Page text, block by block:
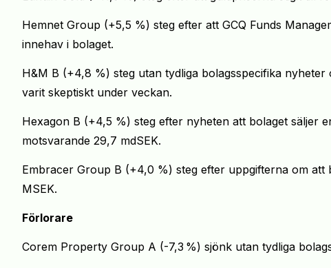
Hemnet Group (+5,5 %) steg efter att GCQ Funds
innehav i bolaget.
H&M B (+4,8 %) steg utan tydliga bolagsspecifika
varit skeptiskt under veckan.
Hexagon B (+4,5 %) steg efter nyheten att bolaget säljer
motsvarande 29,7 mdSEK.
Embracer Group B (+4,0 %) steg efter uppgifterna om
MSEK.
Förlorare
Corem Property Group A (-7,3 %) sjönk utan tydliga